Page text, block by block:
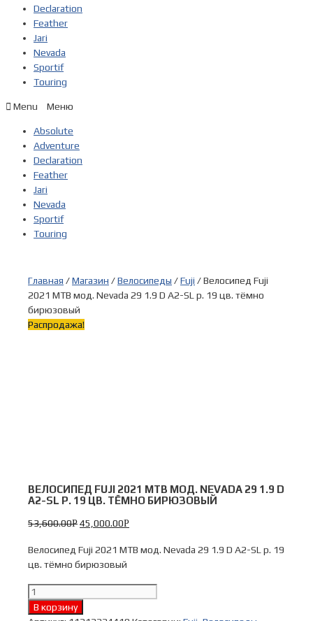
Declaration
Feather
Jari
Nevada
Sportif
Touring
Menu
Absolute
Adventure
Declaration
Feather
Jari
Nevada
Sportif
Touring
Главная /Магазин /Велосипеды /Fuji / Велосипед Fuji
2021 MTB мод. Nevada 29 1.9 D A2-SL р. 19 цв. тёмно
бирюзовый
Распродажа!
ВЕЛОСИПЕД FUJI 2021 MTB МОД. NEVADA 29 1.9 D
A2-SL Р. 19 ЦВ. ТЁМНО БИРЮЗОВЫЙ
53,600.00Р 45,000.00Р
Велосипед Fuji 2021 MTB мод. Nevada 29 1.9 D A2-SL р. 19
цв. тёмно бирюзовый
Количество
Велосипед
В корзину